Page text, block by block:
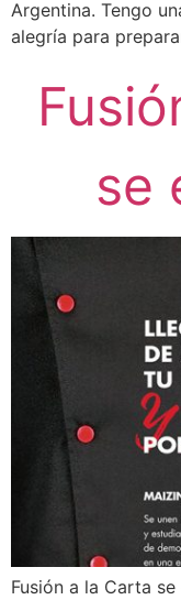
Argentina. Tengo
alegría para
se
Fusión a la Carta